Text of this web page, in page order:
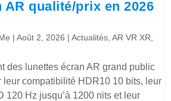
AR qualité/prix en 2026
|Août 2, 2026 |Actualités ,AR VR XR
des lunettes écran AR grand public
leur compatibilité HDR10 10 bits, leur
120 Hz jusqu’à 1200 nits et leur